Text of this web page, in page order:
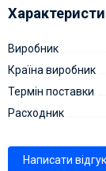
Виробник
Країна виробник
Термін поставки
Расходник
Написати відгук